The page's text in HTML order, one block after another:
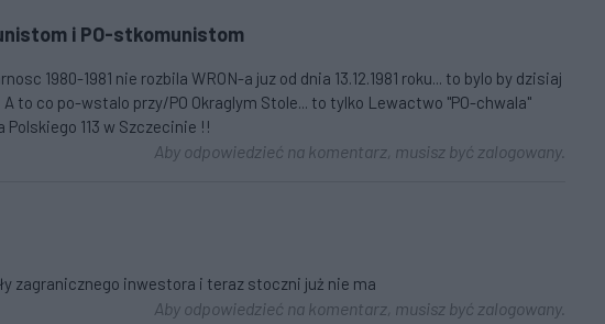
i PO-stkomunistom
1980-1981 nie rozbila WRON-a juz od dnia 13.12.1981 roku... to bylo by dzisiaj
to co po-wstalo przy/PO Okraglym Stole... to tylko Lewactwo "PO-chwala"
113 w Szczecinie !!
Aby odpowiedzieć na komentarz, musisz być zalogowany.
zagranicznego inwestora i teraz stoczni już nie ma
Aby odpowiedzieć na komentarz, musisz być zalogowany.